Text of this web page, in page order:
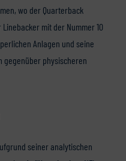
wo der Quarterback
mit der Nummer 10
Anlagen und seine
gegenüber physischeren
seiner analytischen